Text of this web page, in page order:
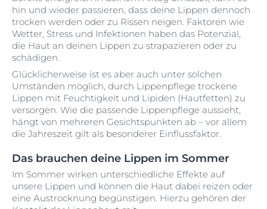
hin und wieder passieren, dass deine Lippen dennoch
trocken werden oder zu Rissen neigen. Faktoren wie
Wetter, Stress und Infektionen haben das Potenzial,
die Haut an deinen Lippen zu strapazieren oder zu
schädigen.
Glücklicherweise ist es aber auch unter solchen
Umständen möglich, durch Lippenpflege trockene
Lippen mit Feuchtigkeit und Lipiden (Hautfetten) zu
versorgen. Wie die passende Lippenpflege aussieht,
hängt von mehreren Gesichtspunkten ab – vor allem
die Jahreszeit gilt als besonderer Einflussfaktor.
Das brauchen deine Lippen im Sommer
Im Sommer wirken unterschiedliche Effekte auf
unsere Lippen und können die Haut dabei reizen oder
eine Austrocknung begünstigen. Hierzu gehören der